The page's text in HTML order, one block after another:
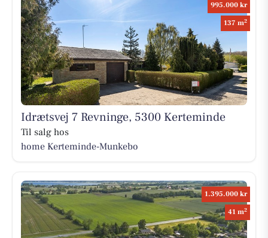
995.000 kr
137 m2
Idrætsvej 7 Revninge, 5300 Kerteminde
Til salg hos
home Kerteminde-Munkebo
1.395.000 kr
41 m2